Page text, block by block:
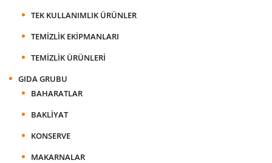
TEK KULLANIMLIK ÜRÜNLER
TEMIZLIK EKIPMANLARI
TEMIZLIK ÜRÜNLERI
GIDA GRUBU
BAHARATLAR
BAKLIYAT
KONSERVE
MAKARNALAR